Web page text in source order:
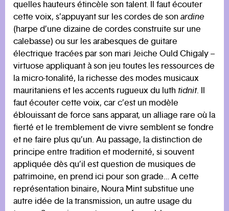
quelles hauteurs étincèle son talent. Il faut écouter
cette voix, s’appuyant sur les cordes de son ardine
(harpe d’une dizaine de cordes construite sur une
calebasse) ou sur les arabesques de guitare
électrique tracées par son mari Jeiche Ould Chigaly –
virtuose appliquant à son jeu toutes les ressources de
la micro-tonalité, la richesse des modes musicaux
mauritaniens et les accents rugueux du luth tidnit. Il
faut écouter cette voix, car c’est un modèle
éblouissant de force sans apparat, un alliage rare où la
fierté et le tremblement de vivre semblent se fondre
et ne faire plus qu’un. Au passage, la distinction de
principe entre tradition et modernité, si souvent
appliquée dès qu’il est question de musiques de
patrimoine, en prend ici pour son grade… A cette
représentation binaire, Noura Mint substitue une
autre idée de la transmission, un autre usage du